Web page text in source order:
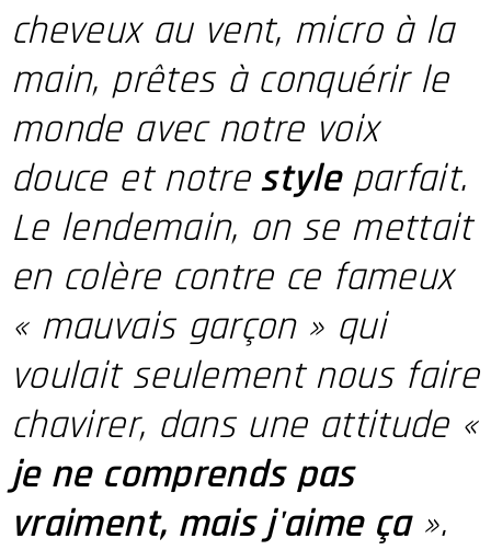
cheveux au vent, micro à la
main, prêtes à conquérir le
monde avec notre voix
douce et notrestyle parfait.
Le lendemain, on se mettait
en colère contre ce fameux
« mauvais garçon » qui
voulait seulement nous faire
chavirer, dans une attitude «
je ne comprends pas
vraiment, mais j'aime ça».